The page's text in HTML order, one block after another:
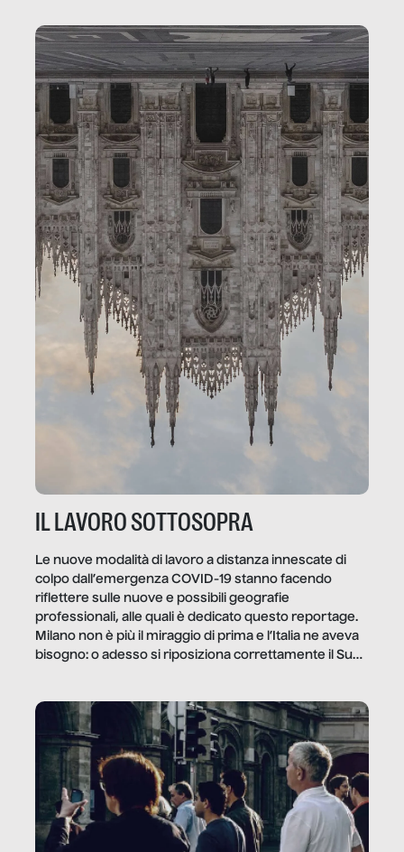
IL LAVORO SOTTOSOPRA
Le nuove modalità di lavoro a distanza innescate di
colpo dall’emergenza COVID-19 stanno facendo
riflettere sulle nuove e possibili geografie
professionali, alle quali è dedicato questo reportage.
Milano non è più il miraggio di prima e l’Italia ne aveva
bisogno: o adesso si riposiziona correttamente il Sud